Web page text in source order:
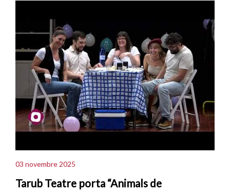
03 novembre 2025
Tarub Teatre porta “Animals de